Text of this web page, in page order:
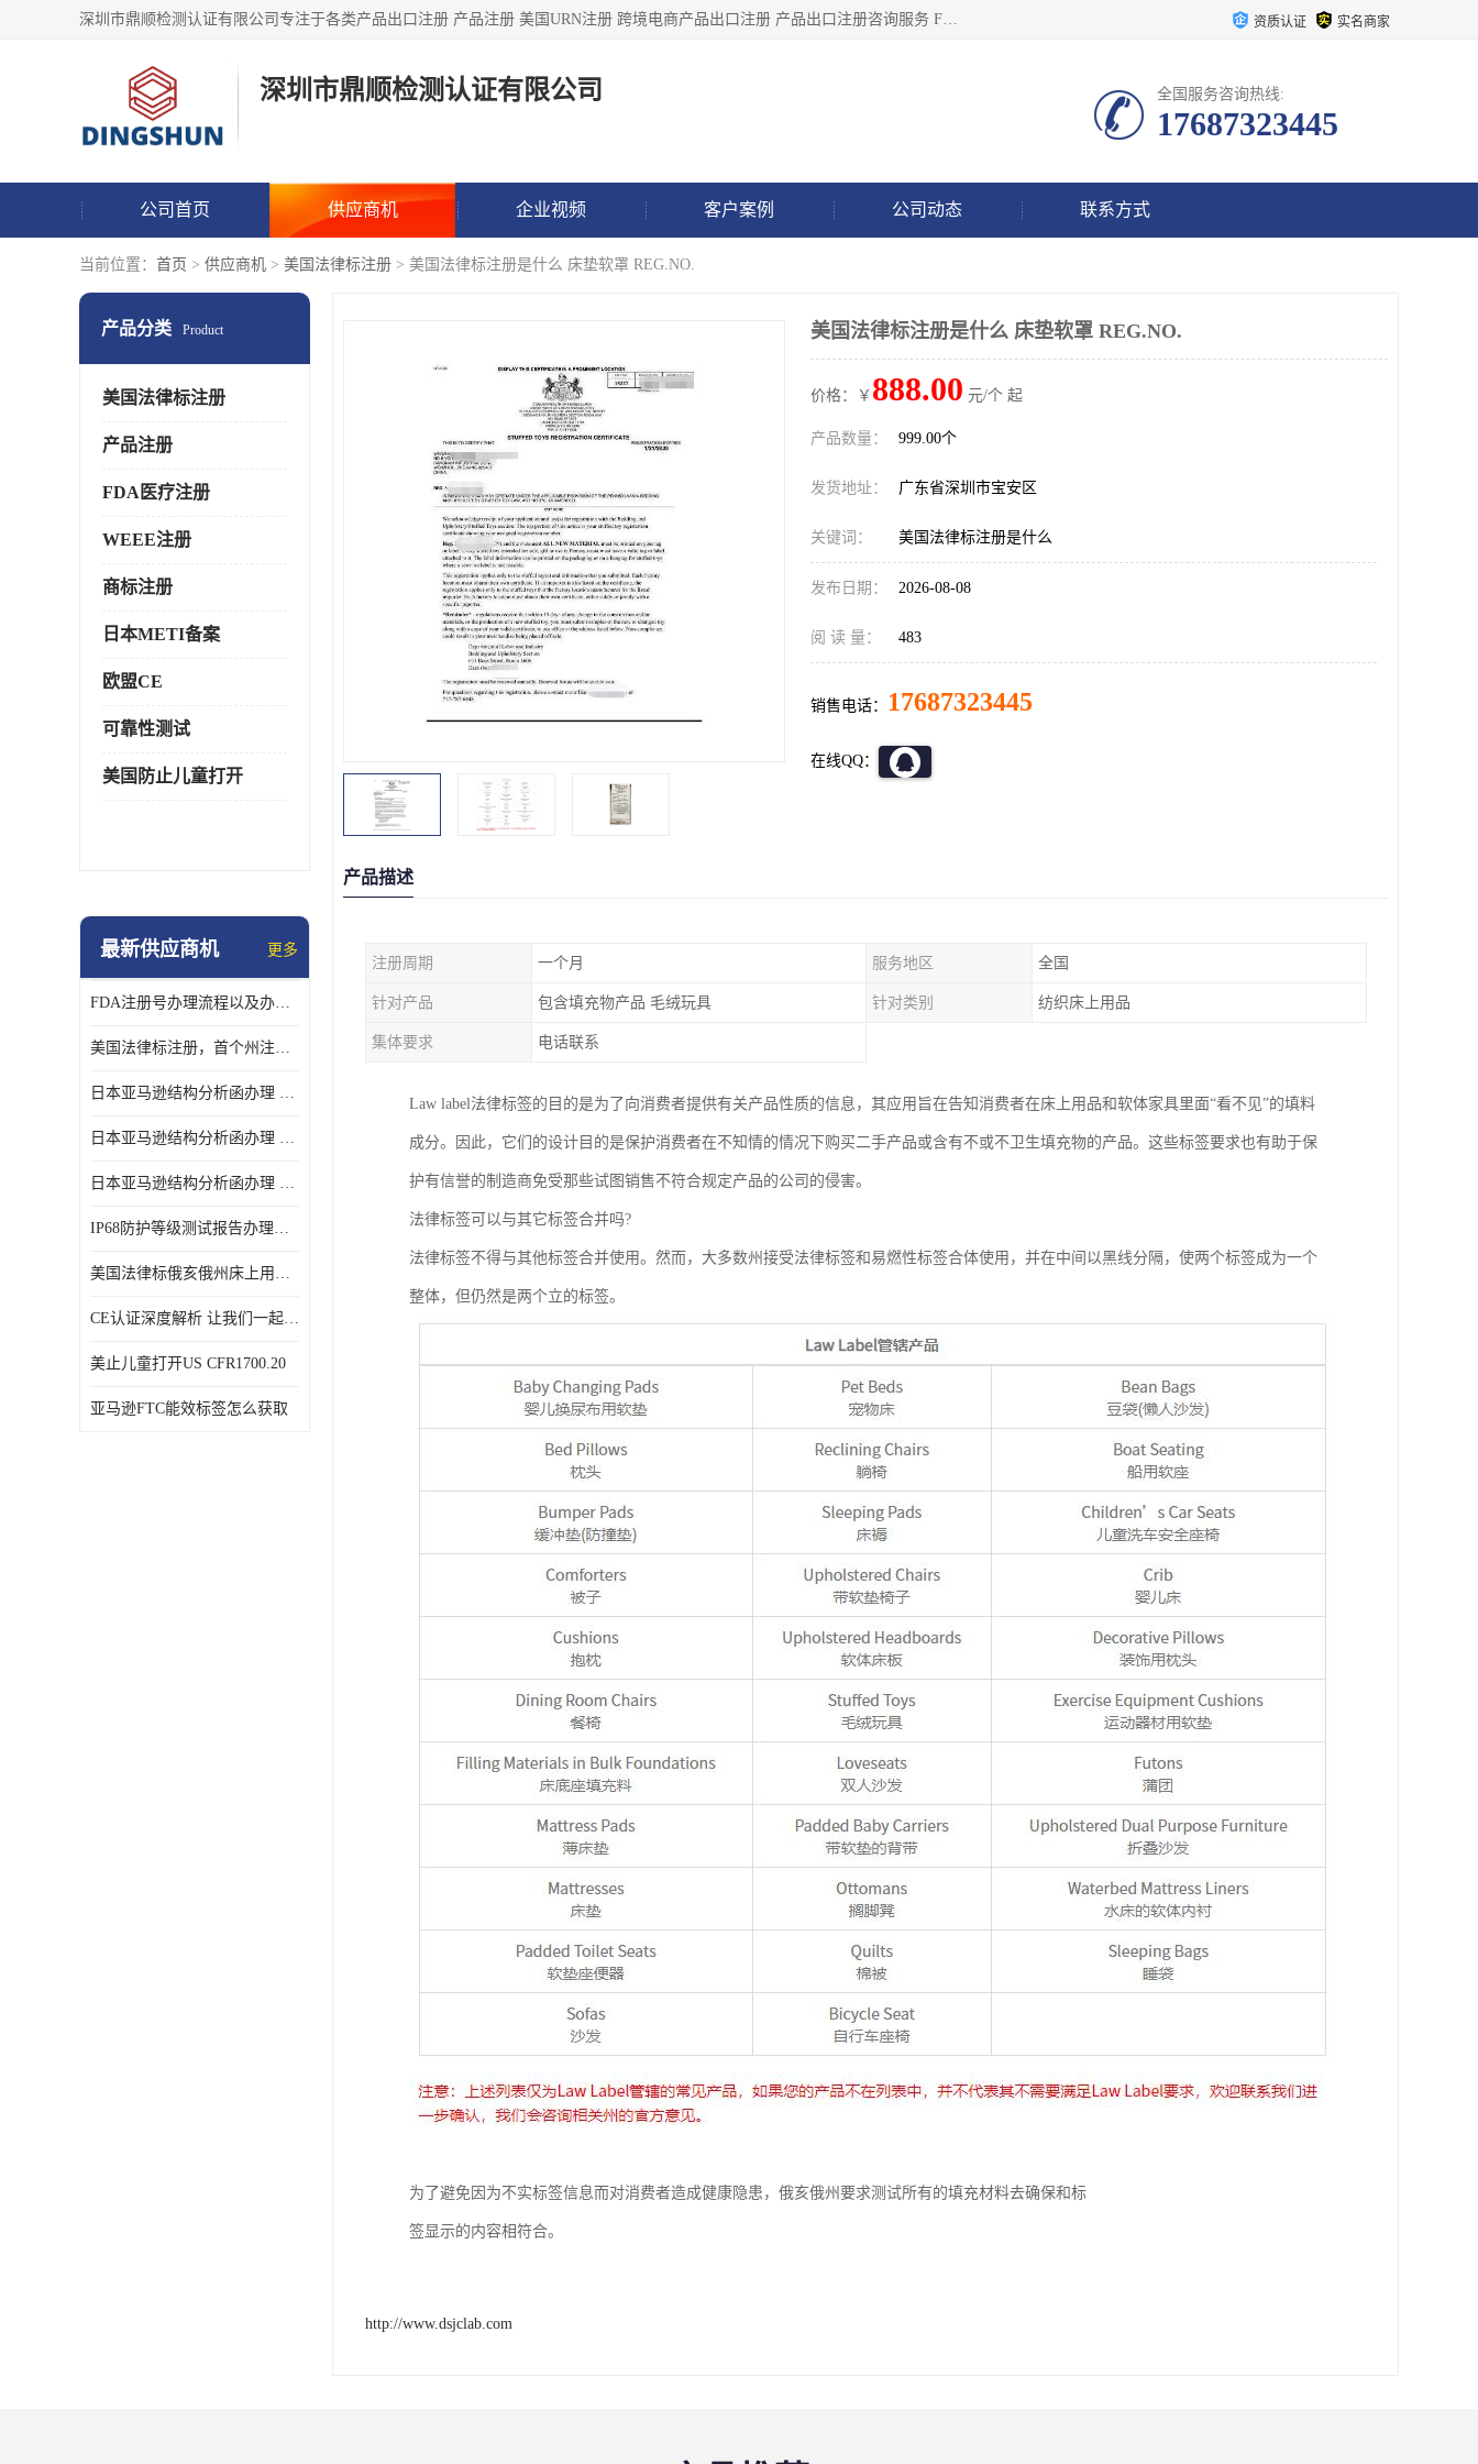
深圳市鼎顺检测认证有限公司专注于各类产品出口注册 产品注册 美国URN注册 跨境电商产品出口注册 产品出口注册咨询服务 FDA食品注册等我们是一家商务服务公司，为客户提供商标注册，本公司实力雄厚，能满足客户多种需求。 资质认证 实名商家
深圳市鼎顺检测认证有限公司 全国服务咨询热线:
17687323445
公司首页 供应商机 企业视频 客户案例 公司动态 联系方式
当前位置： 首页 > 供应商机 > 美国法律标注册 > 美国法律标注册是什么 床垫软罩 REG.NO.
产品分类 Product
美国法律标注册
产品注册
FDA医疗注册
WEEE注册
商标注册
日本METI备案
欧盟CE
可靠性测试
美国防止儿童打开
最新供应商机 更多
FDA注册号办理流程以及办理周期是多久
美国法律标注册，首个州注册该如何选择
日本亚马逊结构分析函办理 日本亚马逊 电饭煲
日本亚马逊结构分析函办理 日本亚马逊 热水壶等；
日本亚马逊结构分析函办理 日本亚马逊 果汁搅拌机
IP68防护等级测试报告办理标准要求
美国法律标俄亥俄州床上用品许可证讲解！
CE认证深度解析 让我们一起来认识CE认证
美止儿童打开US CFR1700.20
亚马逊FTC能效标签怎么获取
美国法律标注册是什么 床垫软罩 REG.NO.
价格：￥ 888.00 元/个 起
产品数量： 999.00个
发货地址： 广东省深圳市宝安区
关键词： 美国法律标注册是什么
发布日期： 2026-08-08
阅 读 量： 483
销售电话： 17687323445
在线QQ：
产品描述
注册周期 一个月 服务地区 全国
针对产品 包含填充物产品 毛绒玩具 针对类别 纺织床上用品
集体要求 电话联系
Law label法律标签的目的是为了向消费者提供有关产品性质的信息，其应用旨在告知消费者在床上用品和软体家具里面“看不见”的填料
成分。因此，它们的设计目的是保护消费者在不知情的情况下购买二手产品或含有不或不卫生填充物的产品。这些标签要求也有助于保
护有信誉的制造商免受那些试图销售不符合规定产品的公司的侵害。
法律标签可以与其它标签合并吗?
法律标签不得与其他标签合并使用。然而，大多数州接受法律标签和易燃性标签合体使用，并在中间以黑线分隔，使两个标签成为一个
整体，但仍然是两个立的标签。
为了避免因为不实标签信息而对消费者造成健康隐患，俄亥俄州要求测试所有的填充材料去确保和标
签显示的内容相符合。
http://www.dsjclab.com